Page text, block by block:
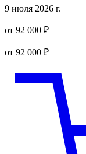
9 июля 2026 г.
от 92 000 ₽
от 92 000 ₽